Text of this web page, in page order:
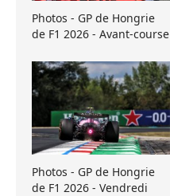
Photos - GP de Hongrie
de F1 2026 - Avant-course
Photos - GP de Hongrie
de F1 2026 - Vendredi